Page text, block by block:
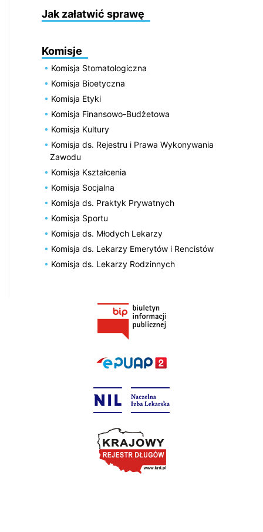
Jak załatwić sprawę
Komisje
Komisja Stomatologiczna
Komisja Bioetyczna
Komisja Etyki
Komisja Finansowo-Budżetowa
Komisja Kultury
Komisja ds. Rejestru i Prawa Wykonywania
Zawodu
Komisja Kształcenia
Komisja Socjalna
Komisja ds. Praktyk Prywatnych
Komisja Sportu
Komisja ds. Młodych Lekarzy
Komisja ds. Lekarzy Emerytów i Rencistów
Komisja ds. Lekarzy Rodzinnych